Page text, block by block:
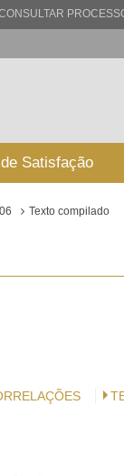
Satisfação
Texto compilado